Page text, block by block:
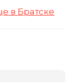
в Братске